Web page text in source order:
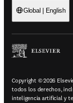
Global | English
Copyright © 2026
todos los derechos,
inteligencia artificial y